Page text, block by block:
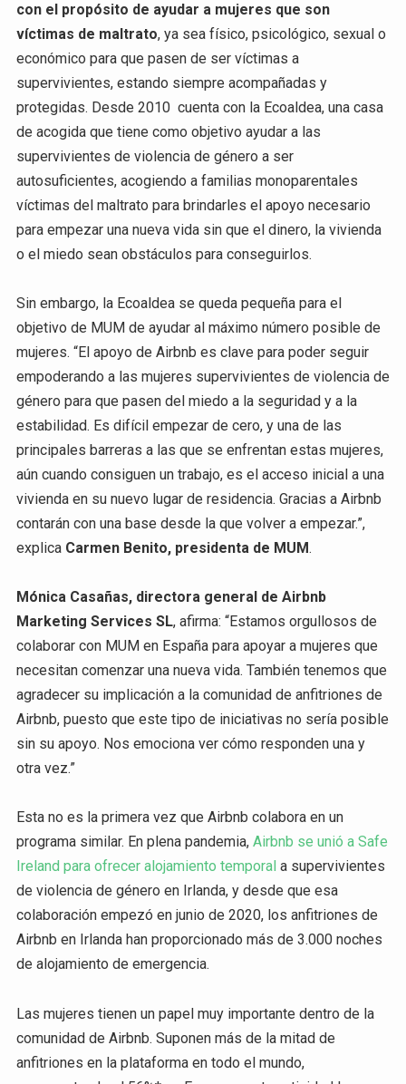
con el propósito de ayudar a mujeres que son
víctimas de maltrato, ya sea físico, psicológico, sexual o
económico para que pasen de ser víctimas a
supervivientes, estando siempre acompañadas y
protegidas. Desde 2010 cuenta con la Ecoaldea, una casa
de acogida que tiene como objetivo ayudar a las
supervivientes de violencia de género a ser
autosuficientes, acogiendo a familias monoparentales
víctimas del maltrato para brindarles el apoyo necesario
para empezar una nueva vida sin que el dinero, la vivienda
o el miedo sean obstáculos para conseguirlos.
Sin embargo, la Ecoaldea se queda pequeña para el
objetivo de MUM de ayudar al máximo número posible de
mujeres. “El apoyo de Airbnb es clave para poder seguir
empoderando a las mujeres supervivientes de violencia de
género para que pasen del miedo a la seguridad y a la
estabilidad. Es difícil empezar de cero, y una de las
principales barreras a las que se enfrentan estas mujeres,
aún cuando consiguen un trabajo, es el acceso inicial a una
vivienda en su nuevo lugar de residencia. Gracias a Airbnb
contarán con una base desde la que volver a empezar.”,
explica Carmen Benito, presidenta de MUM.
Mónica Casañas, directora general de Airbnb
Marketing Services SL, afirma: “Estamos orgullosos de
colaborar con MUM en España para apoyar a mujeres que
necesitan comenzar una nueva vida. También tenemos que
agradecer su implicación a la comunidad de anfitriones de
Airbnb, puesto que este tipo de iniciativas no sería posible
sin su apoyo. Nos emociona ver cómo responden una y
otra vez.”
Esta no es la primera vez que Airbnb colabora en un
programa similar. En plena pandemia, Airbnb se unió a Safe
Ireland para ofrecer alojamiento temporal a supervivientes
de violencia de género en Irlanda, y desde que esa
colaboración empezó en junio de 2020, los anfitriones de
Airbnb en Irlanda han proporcionado más de 3.000 noches
de alojamiento de emergencia.
Las mujeres tienen un papel muy importante dentro de la
comunidad de Airbnb. Suponen más de la mitad de
anfitriones en la plataforma en todo el mundo,